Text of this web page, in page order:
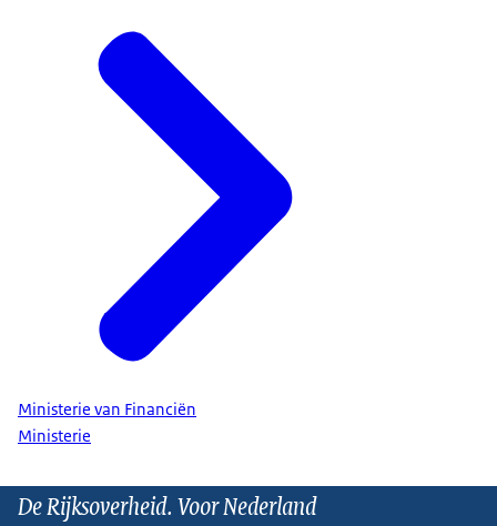
Ministerie van Financiën
Ministerie
De Rijksoverheid. Voor Nederland